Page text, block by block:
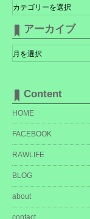
テ
ゴ
リ
ー
アーカイブ
ー
カ
Content
HOME
FACEBOOK
RAWLIFE
BLOG
about
contact